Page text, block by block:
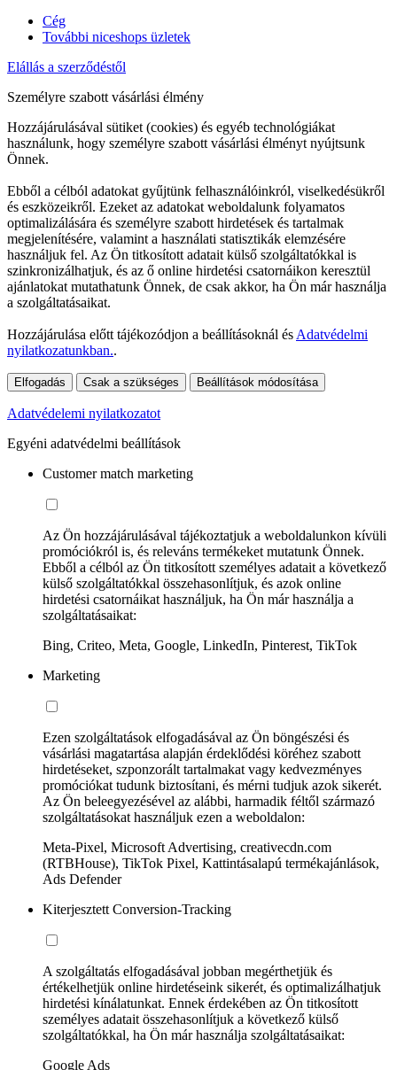
Cég
További niceshops üzletek
Elállás a szerződéstől
Személyre szabott vásárlási élmény
Hozzájárulásával sütiket (cookies) és egyéb technológiákat
használunk, hogy személyre szabott vásárlási élményt nyújtsunk
Önnek.
Ebből a célból adatokat gyűjtünk felhasználóinkról, viselkedésükről
és eszközeikről. Ezeket az adatokat weboldalunk folyamatos
optimalizálására és személyre szabott hirdetések és tartalmak
megjelenítésére, valamint a használati statisztikák elemzésére
használjuk fel. Az Ön titkosított adatait külső szolgáltatókkal is
szinkronizálhatjuk, és az ő online hirdetési csatornáikon keresztül
ajánlatokat mutathatunk Önnek, de csak akkor, ha Ön már használja
a szolgáltatásaikat.
Hozzájárulása előtt tájékozódjon a beállításoknál és Adatvédelmi
nyilatkozatunkban..
Elfogadás Csak a szükséges Beállítások módosítása
Adatvédelemi nyilatkozatot
Egyéni adatvédelmi beállítások
Customer match marketing
Az Ön hozzájárulásával tájékoztatjuk a weboldalunkon kívüli
promóciókról is, és releváns termékeket mutatunk Önnek.
Ebből a célból az Ön titkosított személyes adatait a következő
külső szolgáltatókkal összehasonlítjuk, és azok online
hirdetési csatornáikat használjuk, ha Ön már használja a
szolgáltatásaikat:
Bing, Criteo, Meta, Google, LinkedIn, Pinterest, TikTok
Marketing
Ezen szolgáltatások elfogadásával az Ön böngészési és
vásárlási magatartása alapján érdeklődési köréhez szabott
hirdetéseket, szponzorált tartalmakat vagy kedvezményes
promóciókat tudunk biztosítani, és mérni tudjuk azok sikerét.
Az Ön beleegyezésével az alábbi, harmadik féltől származó
szolgáltatásokat használjuk ezen a weboldalon:
Meta-Pixel, Microsoft Advertising, creativecdn.com
(RTBHouse), TikTok Pixel, Kattintásalapú termékajánlások,
Ads Defender
Kiterjesztett Conversion-Tracking
A szolgáltatás elfogadásával jobban megérthetjük és
értékelhetjük online hirdetéseink sikerét, és optimalizálhatjuk
hirdetési kínálatunkat. Ennek érdekében az Ön titkosított
személyes adatait összehasonlítjuk a következő külső
szolgáltatókkal, ha Ön már használja szolgáltatásaikat:
Google Ads